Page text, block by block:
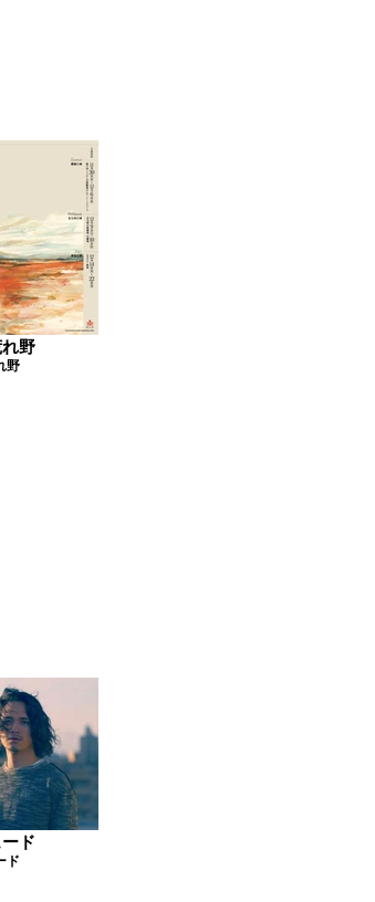
れ野
野
ド
ド